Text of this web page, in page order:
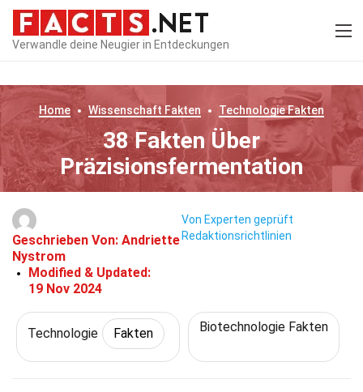
Verwandle deine Neugier in Entdeckungen
Home Wissenschaft Fakten TechnologieFakten
38 Fakten Über
Präzisionsfermentation
Geschrieben Von: Andriette
Nystrom
Modified & Updated:
19 Nov 2024
Von Experten geprüft
Redaktionsrichtlinien
Technologie Fakten Biotechnologie Fakten